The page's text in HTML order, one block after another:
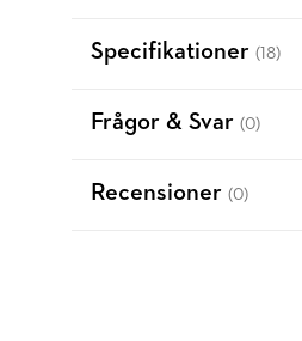
Specifikationer (18)
Frågor & Svar (0)
Recensioner (0)